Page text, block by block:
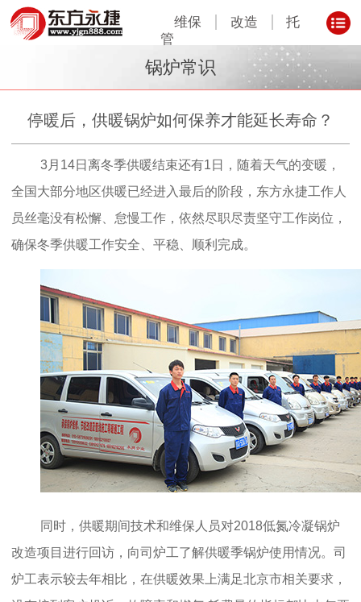
维保 改造
托
管
锅炉常识
停暖后，供暖锅炉如何保养才能延长寿命？
3月14日离冬季供暖结束还有1日，随着天气的变暖，
全国大部分地区供暖已经进入最后的阶段，东方永捷工作人
员丝毫没有松懈、怠慢工作，依然尽职尽责坚守工作岗位，
确保冬季供暖工作安全、平稳、顺利完成。
同时，供暖期间技术和维保人员对2018低氮冷凝锅炉
改造项目进行回访，向司炉工了解供暖季锅炉使用情况。司
炉工表示较去年相比，在供暖效果上满足北京市相关要求，